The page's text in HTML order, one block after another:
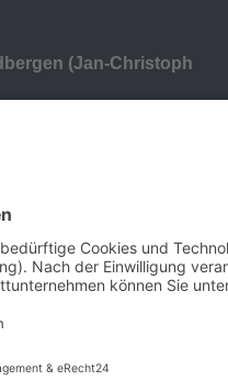
(Jan-Christoph